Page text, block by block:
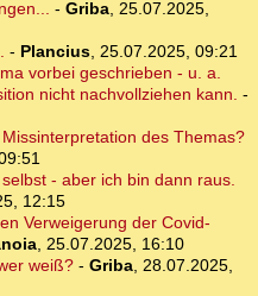
- Griba, 25.07.2025,
- Plancius, 25.07.2025, 09:21
vorbei geschrieben - u. a.
nicht nachvollziehen kann. -
des Themas?
- aber ich bin dann raus.
12:15
Verweigerung der Covid-
, 25.07.2025, 16:10
weiß?- Griba, 28.07.2025,